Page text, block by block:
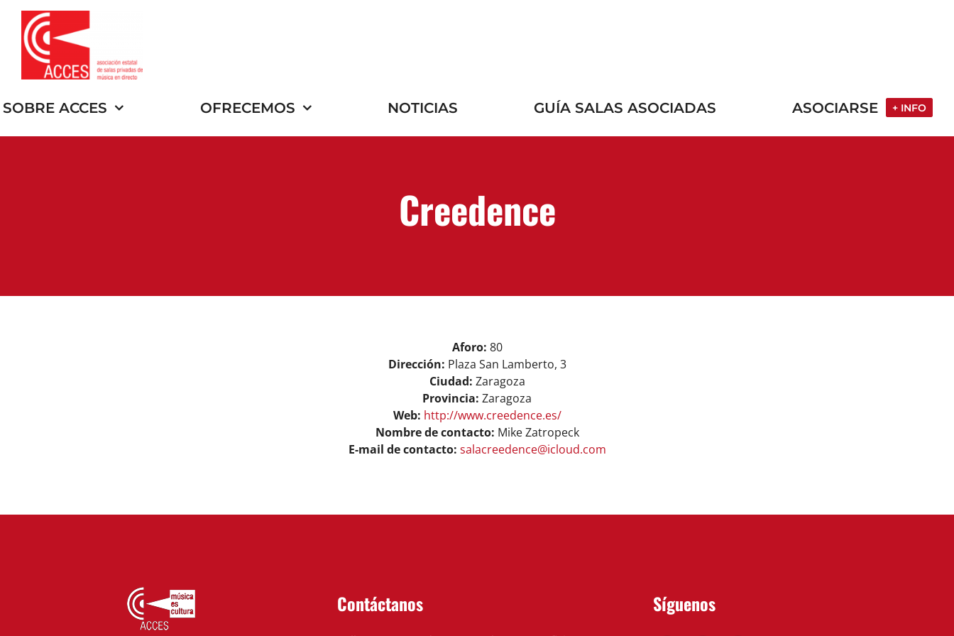
Saltar
contenido
SOBRE ACCES OFRECEMOS NOTICIAS GUÍA SALAS ASOCIADAS ASOCIARSE + INFO
Creedence
View
Larger
Image
Aforo: 80
Dirección: Plaza San Lamberto, 3
Ciudad: Zaragoza
Provincia: Zaragoza
Web: http://www.creedence.es/
Nombre de contacto: Mike Zatropeck
E-mail de contacto: salacreedence@icloud.com
Contáctanos Síguenos